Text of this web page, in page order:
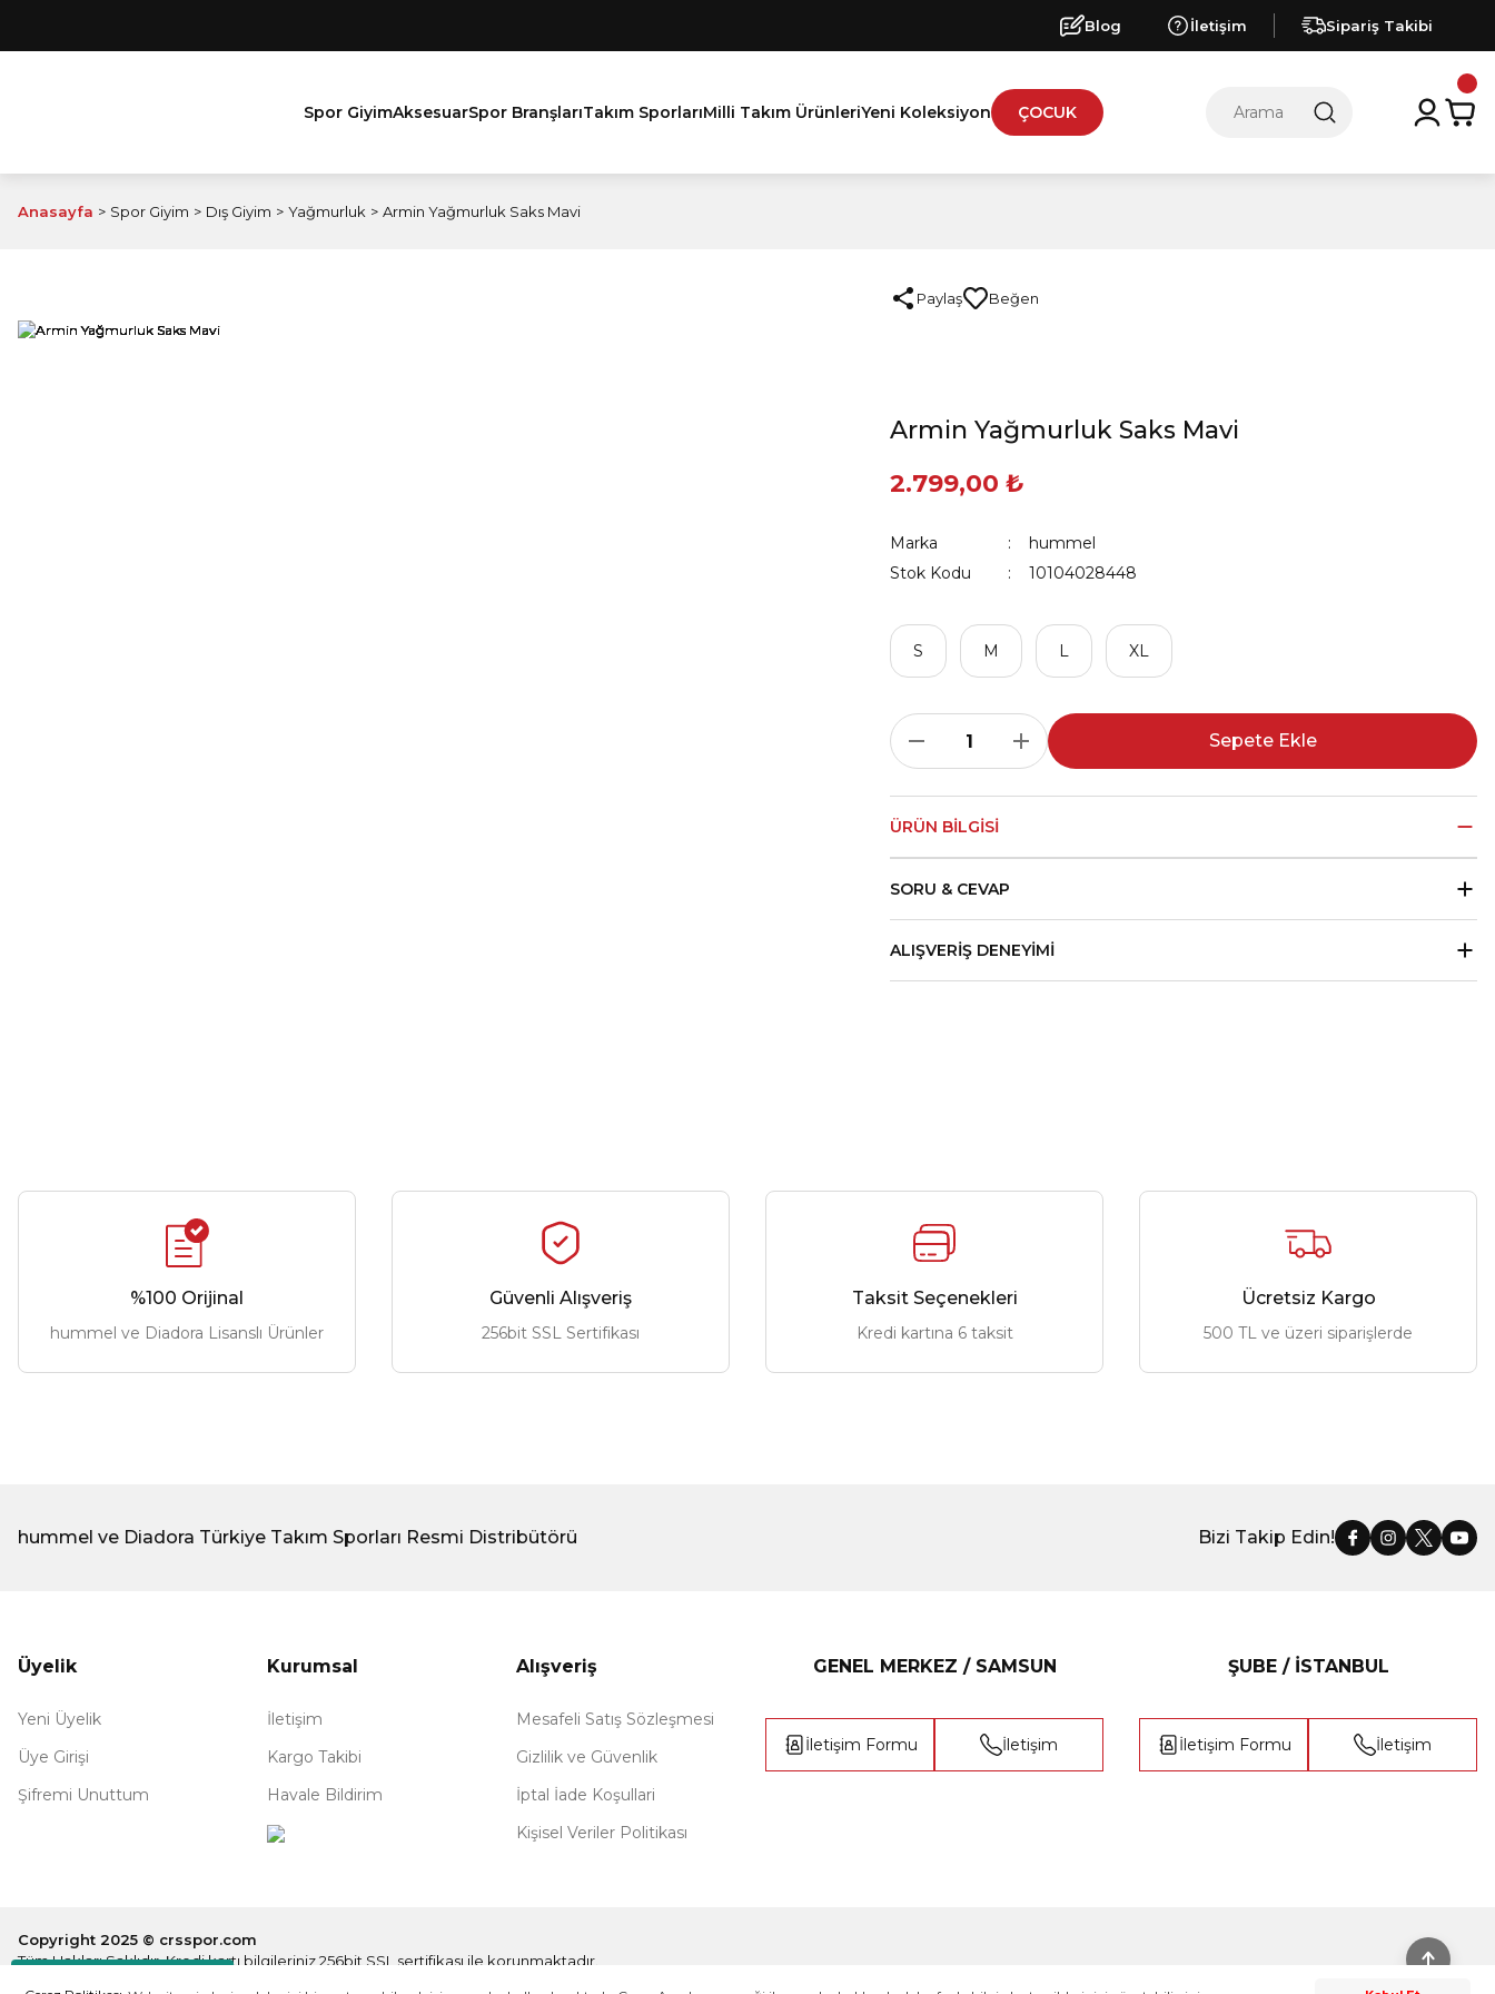
Destek Hattı
Blog İletişim Sipariş Takibi
Spor GiyimAksesuarSpor BranşlarıTakım SporlarıMilli Takım ÜrünleriYeni Koleksiyon ÇOCUK
Anasayfa Spor Giyim Dış Giyim Yağmurluk Armin Yağmurluk Saks Mavi
Paylaş
Armin Yağmurluk Saks Mavi
2.799,00 ₺
Marka
hummel
Stok Kodu
10104028448
S M L XL
Sepete Ekle
ÜRÜN BILGISI
SORU & CEVAP
ALIŞVERIŞ DENEYIMI
%100 Orijinal
hummel ve Diadora Lisanslı Ürünler
Güvenli Alışveriş
256bit SSL Sertifikası
Taksit Seçenekleri
Kredi kartına 6 taksit
Ücretsiz Kargo
500 TL ve üzeri siparişlerde
hummel ve Diadora Türkiye Takım Sporları Resmi Distribütörü Bizi Takip Edin!
Üyelik
Yeni Üyelik
Üye Girişi
Şifremi Unuttum
Kurumsal
İletişim
Kargo Takibi
Havale Bildirim
Alışveriş
Mesafeli Satış Sözleşmesi
Gizlilik ve Güvenlik
İptal İade Koşullari
Kişisel Veriler Politikası
GENEL MERKEZ / SAMSUN
İletişim Formu İletişim
ŞUBE / İSTANBUL
İletişim Formu İletişim
Copyright 2025 © crsspor.com
Tüm Hakları Saklıdır. Kredi kartı bilgileriniz 256bit SSL sertifikası ile korunmaktadır.